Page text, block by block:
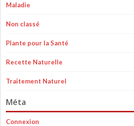
Maladie
Non classé
Plante pour la Santé
Recette Naturelle
Traitement Naturel
Méta
Connexion